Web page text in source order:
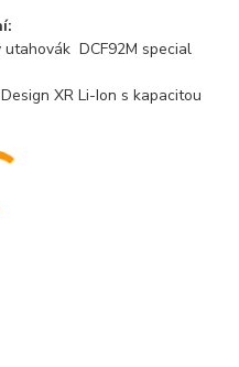
DCF92M special
XR Li-Ion s kapacitou